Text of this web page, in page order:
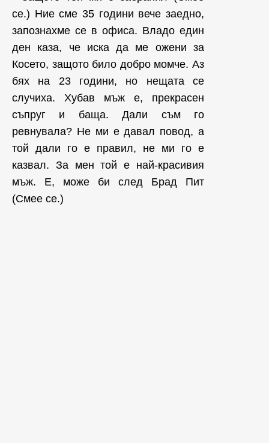
се.) Ние сме 35 години вече заедно,
запознахме се в офиса. Владо един
ден каза, че иска да ме ожени за
Косето, защото било добро момче. Аз
бях на 23 години, но нещата се
случиха. Хубав мъж е, прекрасен
съпруг и баща. Дали съм го
ревнувала? Не ми е давал повод, а
той дали го е правил, не ми го е
казвал. За мен той е най-красивия
мъж. Е, може би след Брад Пит
(Смее се.)